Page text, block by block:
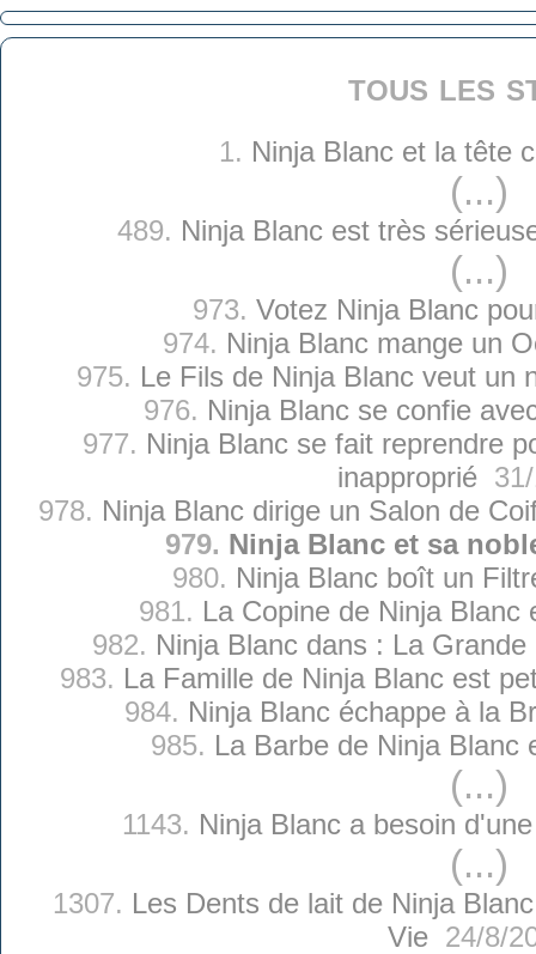
tous les
1. Ninja Blanc et la tête
(...)
489. Ninja Blanc est très
(...)
973. Votez Ninja Blanc
974. Ninja Blanc mange un
975. Le Fils de Ninja Blanc veut un
976. Ninja Blanc se confie
977. Ninja Blanc se fait reprendre
inapproprié
978. Ninja Blanc dirige un Salon de
979. Ninja Blanc et sa
980. Ninja Blanc boît un
981. La Copine de Ninja Blanc
982. Ninja Blanc dans : La
983. La Famille de Ninja Blanc est
984. Ninja Blanc échappe à la
985. La Barbe de Ninja Blanc
(...)
1143. Ninja Blanc a besoin
(...)
1307. Les Dents de lait de Ninja
Vie24/8/